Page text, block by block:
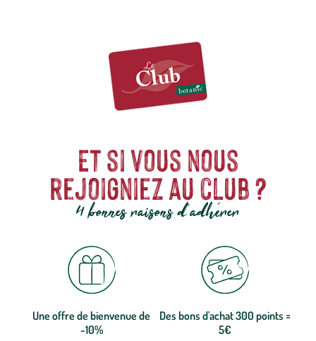
Et si vous nous
rejoigniez au club ?
4 bonnes raisons d'adhérer
Une offre de bienvenue de
-10%
Des bons d'achat 300 points =
5€